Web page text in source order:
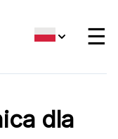
☰
dla